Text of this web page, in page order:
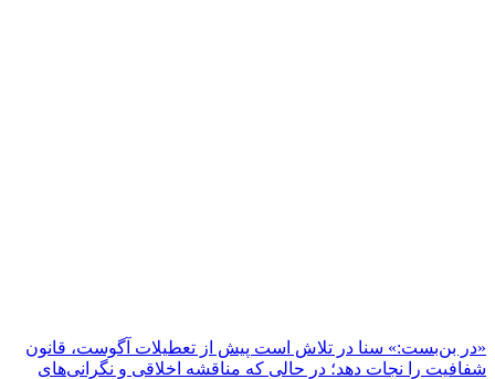
«در بن‌بست:» سنا در تلاش است پیش از تعطیلات آگوست، قانون
شفافیت را نجات دهد؛ در حالی که مناقشه اخلاقی و نگرانی‌های